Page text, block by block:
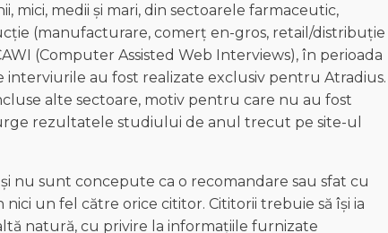
mici, medii și mari, din sectoarele farmaceutic,
(manufacturare, comerț en-gros, retail/distribuție
(Computer Assisted Web Interviews), în perioada
au fost realizate exclusiv pentru Atradius.
alte sectoare, motiv pentru care nu au fost
rezultatele studiului de anul trecut pe site-ul
nu sunt concepute ca o recomandare sau sfat cu
un fel către orice cititor. Cititorii trebuie să își ia
natură, cu privire la informațiile furnizate